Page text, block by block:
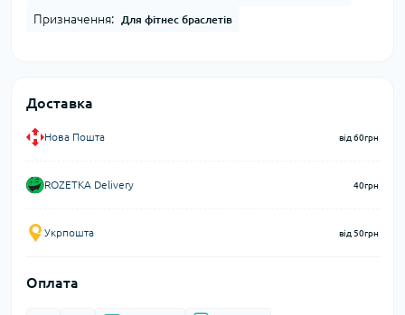
Призначення: Для фітнес браслетів
Доставка
Нова Пошта від 60грн
ROZETKA Delivery 40грн
Укрпошта від 50грн
Оплата